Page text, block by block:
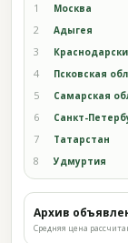
1 Москва
2 Адыгея
3
4 Псковская
5 Самарская
6 Санкт-
7 Татарстан
8 Удмуртия
Архив
Средняя цена